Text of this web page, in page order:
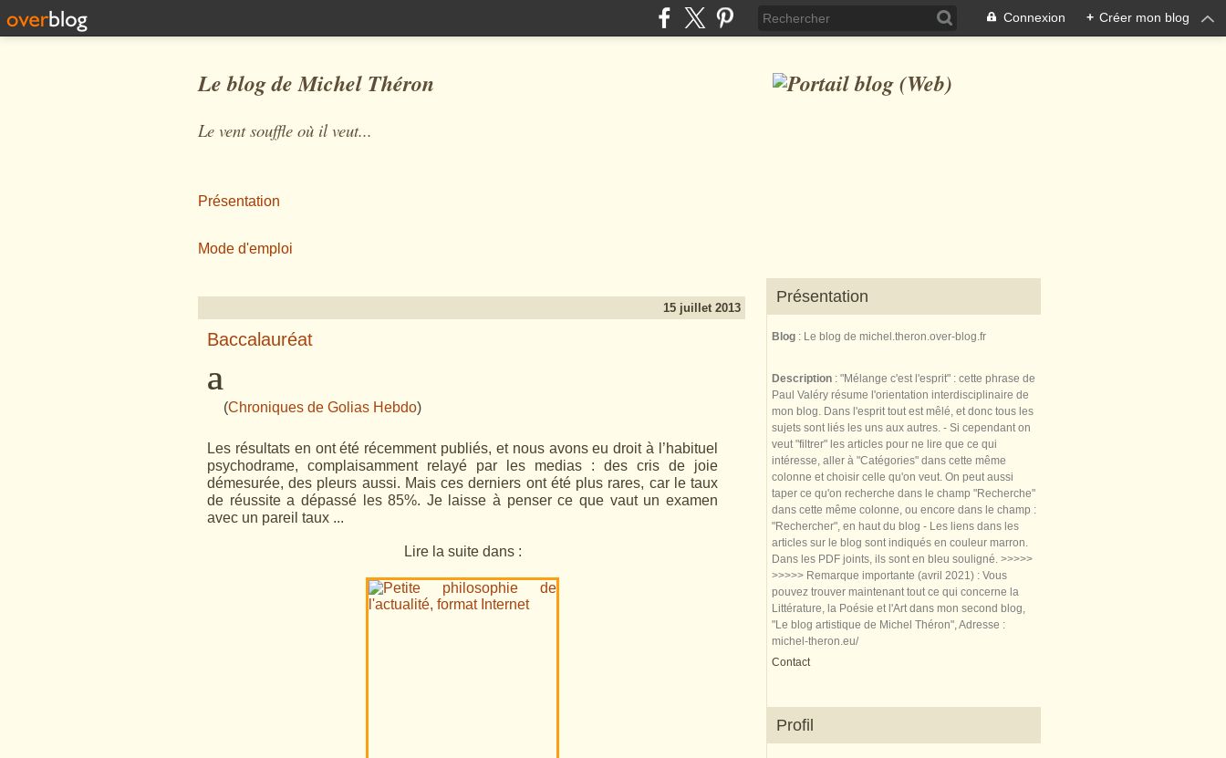
Connexion + Créer mon blog
Le blog de Michel Théron
Le vent souffle où il veut...
Présentation
Mode d'emploi
15 juillet 2013
Baccalauréat
ª(Chroniques de Golias Hebdo)
Les résultats en ont été récemment publiés, et nous avons eu droit à l’habituel
psychodrame, complaisamment relayé par les medias : des cris de joie
démesurée, des pleurs aussi. Mais ces derniers ont été plus rares, car le taux
de réussite a dépassé les 85%. Je laisse à penser ce que vaut un examen
avec un pareil taux ...
Lire la suite dans :
Présentation
Blog : Le blog de michel.theron.over-blog.fr
Description : "Mélange c'est l'esprit" : cette phrase de
Paul Valéry résume l'orientation interdisciplinaire de
mon blog. Dans l'esprit tout est mêlé, et donc tous les
sujets sont liés les uns aux autres. - Si cependant on
veut "filtrer" les articles pour ne lire que ce qui
intéresse, aller à "Catégories" dans cette même
colonne et choisir celle qu'on veut. On peut aussi
taper ce qu'on recherche dans le champ "Recherche"
dans cette même colonne, ou encore dans le champ :
"Rechercher", en haut du blog - Les liens dans les
articles sur le blog sont indiqués en couleur marron.
Dans les PDF joints, ils sont en bleu souligné. >>>>>
>>>>> Remarque importante (avril 2021) : Vous
pouvez trouver maintenant tout ce qui concerne la
Littérature, la Poésie et l'Art dans mon second blog,
"Le blog artistique de Michel Théron", Adresse :
michel-theron.eu/
Contact
Profil